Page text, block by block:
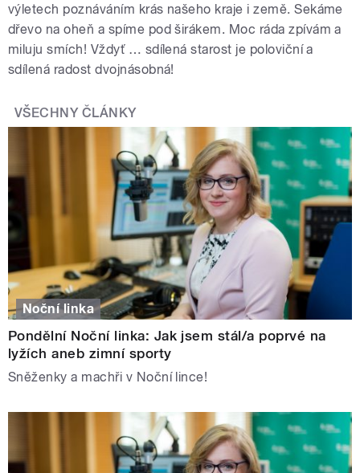
výletech poznáváním krás našeho kraje i země. Sekáme
dřevo na oheň a spíme pod širákem. Moc ráda zpívám a
miluju smích! Vždyť … sdílená starost je poloviční a
sdílená radost dvojnásobná!
VŠECHNY ČLÁNKY
Noční linka
Pondělní Noční linka: Jak jsem stál/a poprvé na
lyžích aneb zimní sporty
Sněženky a machři v Noční lince!